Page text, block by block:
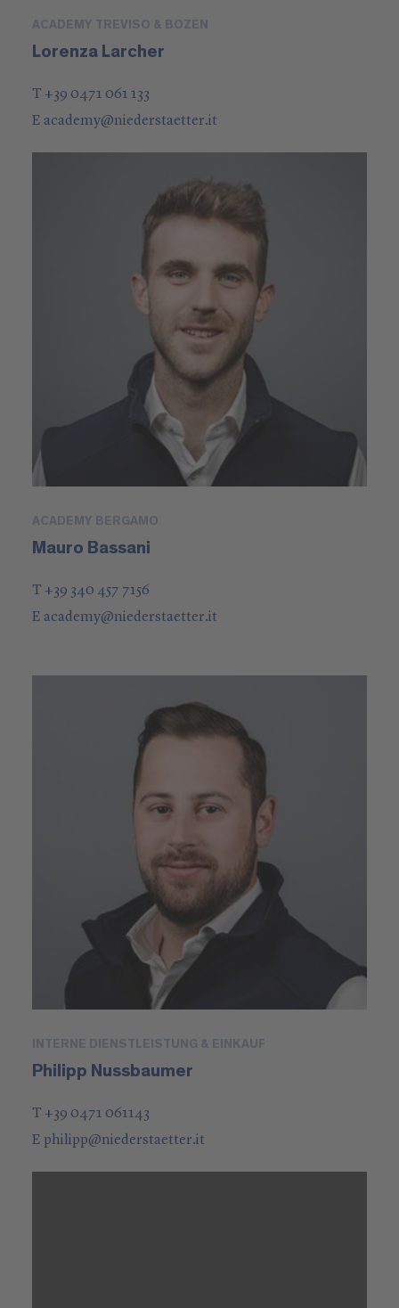
ACADEMY TREVISO & BOZEN
Lorenza Larcher
T +39 0471 061 133
E academy@niederstaetter.it
ACADEMY BERGAMO
Mauro Bassani
T +39 340 457 7156
E academy@niederstaetter.it
INTERNE DIENSTLEISTUNG & EINKAUF
Philipp Nussbaumer
T +39 0471 061143
E philipp@niederstaetter.it